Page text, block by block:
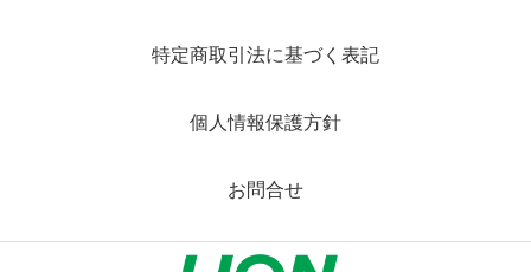
特定商取引法に基づく表記
個人情報保護方針
お問合せ